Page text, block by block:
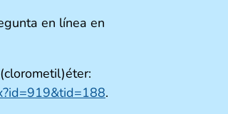
en línea en
.